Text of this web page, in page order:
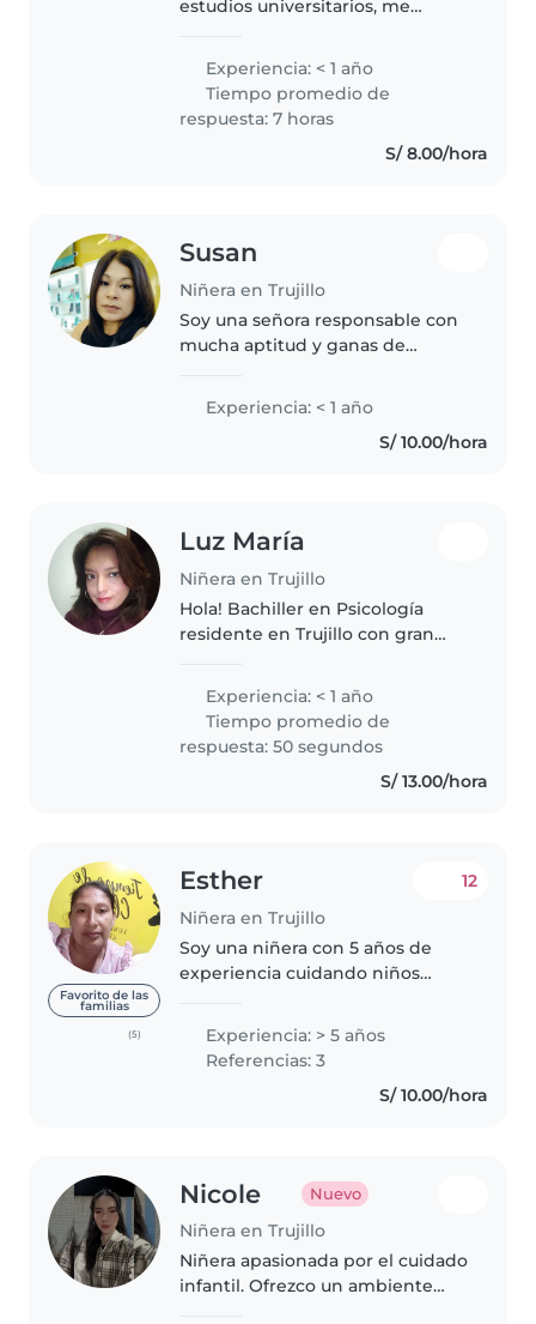
estudios universitarios, me
niños. Tengo experiencia
cuidando a niños pequeños y
preescolares, y me siento
cómoda leyendo..
Experiencia: < 1 año
Tiempo promedio de
respuesta: 7 horas
S/ 8.00/hora
Susan
Niñera en Trujillo
Soy una señora responsable con
mucha aptitud y ganas de
Experiencia: < 1 año
S/ 10.00/hora
Luz María
Niñera en Trujillo
Hola! Bachiller en Psicología
residente en Trujillo con gran
desarrollo infantil. Atiendo tanto
a familias como a instituciones
educativas . busco
oportunidades..
Experiencia: < 1 año
Tiempo promedio de
respuesta: 50 segundos
S/ 13.00/hora
Favorito de las
familias
(5)
Esther
Niñera en Trujillo
12
Soy una niñera con 5 años de
experiencia cuidando niños
enorgullezco de brindar un
cuidado responsable, paciente y
Experiencia: > 5 años
Referencias: 3
S/ 10.00/hora
Nicole Nuevo
Niñera en Trujillo
Niñera apasionada por el cuidado
infantil. Ofrezco un ambiente